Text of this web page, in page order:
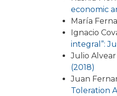
economic
María
Ignacio
integral”:
Julio
(2018)
Juan
Toleration